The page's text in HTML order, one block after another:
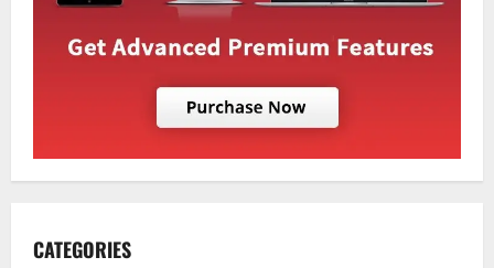
CATEGORIES